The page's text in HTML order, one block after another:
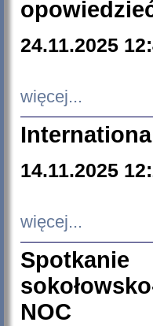
24.11.2025
więcej...
14.11.2025
więcej...
NOC